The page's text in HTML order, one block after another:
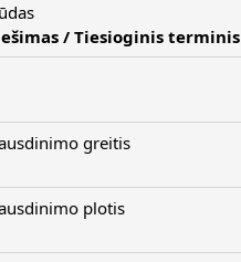
/ Tiesioginis terminis
greitis
plotis